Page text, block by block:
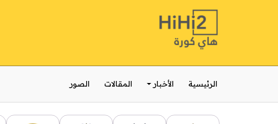
الرئيسية الأخبار المقالات الصور